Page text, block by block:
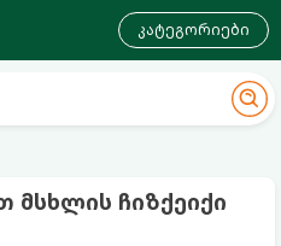
კატეგორიები
ჩიზქეიქი